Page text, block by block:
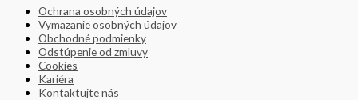
Ochrana osobných údajov
Vymazanie osobných údajov
Obchodné podmienky
Odstúpenie od zmluvy
Cookies
Kariéra
Kontaktujte nás